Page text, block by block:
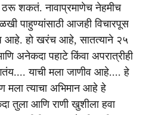
ठरू शकतं. नावाप्रमाणेच नेहमीच
पाहुण्यांसाठी आजही विचारपूस
आहे. हो खरंच आहे, सातत्याने २५
अनेकदा पहाटे किंवा अपरात्रीही
याची मला जाणीव आहे.... हे
मला त्याचा अभिमान आहे हे
तुला आणि राणी खुशीला हवा